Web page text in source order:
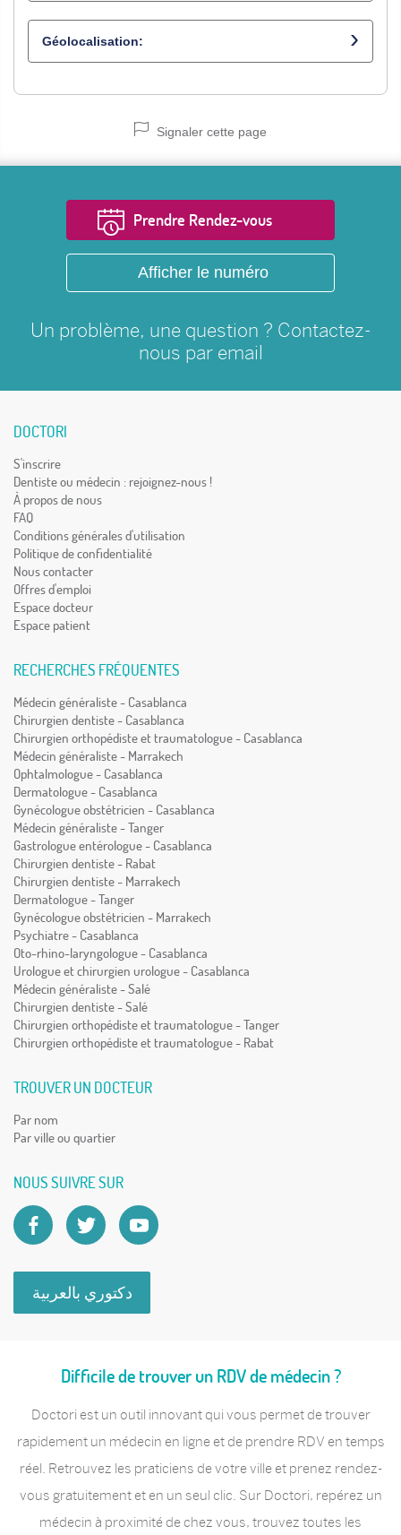
Gynécologue obstétricien
Géolocalisation:
Signaler cette page
Prendre Rendez-vous
Afficher le numéro
Un problème, une question ? Contactez-
nous par email
DOCTORI
S'inscrire
Dentiste ou médecin : rejoignez-nous !
À propos de nous
FAQ
Conditions générales d'utilisation
Politique de confidentialité
Nous contacter
Offres d'emploi
Espace docteur
Espace patient
RECHERCHES FRÉQUENTES
Médecin généraliste - Casablanca
Chirurgien dentiste - Casablanca
Chirurgien orthopédiste et traumatologue - Casablanca
Médecin généraliste - Marrakech
Ophtalmologue - Casablanca
Dermatologue - Casablanca
Gynécologue obstétricien - Casablanca
Médecin généraliste - Tanger
Gastrologue entérologue - Casablanca
Chirurgien dentiste - Rabat
Chirurgien dentiste - Marrakech
Dermatologue - Tanger
Gynécologue obstétricien - Marrakech
Psychiatre - Casablanca
Oto-rhino-laryngologue - Casablanca
Urologue et chirurgien urologue - Casablanca
Médecin généraliste - Salé
Chirurgien dentiste - Salé
Chirurgien orthopédiste et traumatologue - Tanger
Chirurgien orthopédiste et traumatologue - Rabat
TROUVER UN DOCTEUR
Par nom
Par ville ou quartier
NOUS SUIVRE SUR
دكتوري بالعربية
Difficile de trouver un RDV de médecin ?
Doctori est un outil innovant qui vous permet de trouver
rapidement un médecin en ligne et de prendre RDV en temps
réel. Retrouvez les praticiens de votre ville et prenez rendez-
vous gratuitement et en un seul clic. Sur Doctori, repérez un
médecin à proximité de chez vous, trouvez toutes les